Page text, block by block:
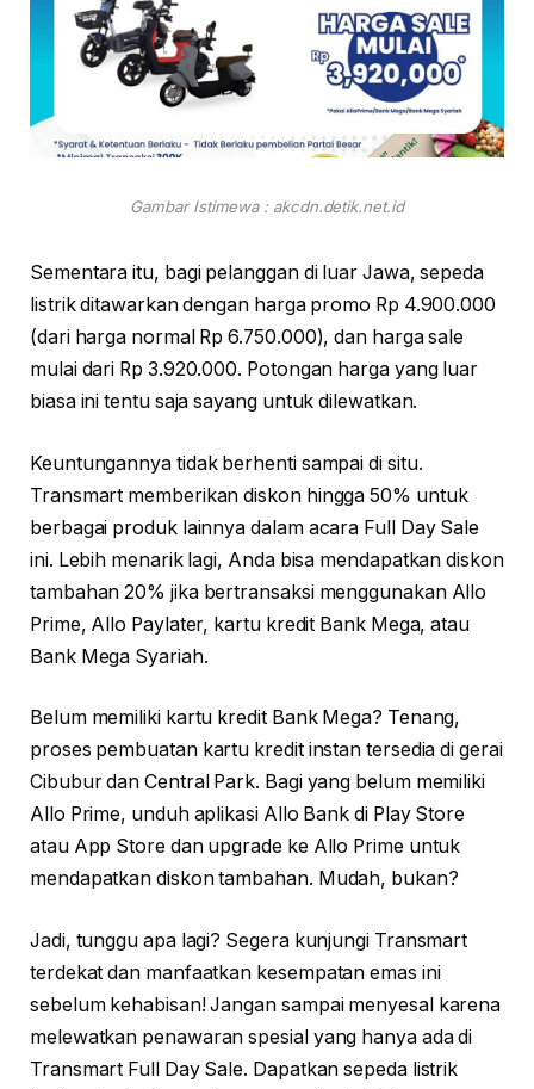
Gambar Istimewa : akcdn.detik.net.id
Sementara itu, bagi pelanggan di luar Jawa, sepeda
listrik ditawarkan dengan harga promo Rp 4.900.000
(dari harga normal Rp 6.750.000), dan harga sale
mulai dari Rp 3.920.000. Potongan harga yang luar
biasa ini tentu saja sayang untuk dilewatkan.
Keuntungannya tidak berhenti sampai di situ.
Transmart memberikan diskon hingga 50% untuk
berbagai produk lainnya dalam acara Full Day Sale
ini. Lebih menarik lagi, Anda bisa mendapatkan diskon
tambahan 20% jika bertransaksi menggunakan Allo
Prime, Allo Paylater, kartu kredit Bank Mega, atau
Bank Mega Syariah.
Belum memiliki kartu kredit Bank Mega? Tenang,
proses pembuatan kartu kredit instan tersedia di gerai
Cibubur dan Central Park. Bagi yang belum memiliki
Allo Prime, unduh aplikasi Allo Bank di Play Store
atau App Store dan upgrade ke Allo Prime untuk
mendapatkan diskon tambahan. Mudah, bukan?
Jadi, tunggu apa lagi? Segera kunjungi Transmart
terdekat dan manfaatkan kesempatan emas ini
sebelum kehabisan! Jangan sampai menyesal karena
melewatkan penawaran spesial yang hanya ada di
Transmart Full Day Sale. Dapatkan sepeda listrik